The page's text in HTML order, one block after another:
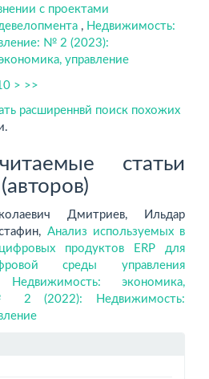
с проектами
, Недвижимость:
№ 2 (2023):
управление
> >>
расширеннвй поиск похожих
статьи
Дмитриев, Ильдар
Анализ используемых в
продуктов ERP для
среды управления
Недвижимость: экономика,
2 (2022): Недвижимость: